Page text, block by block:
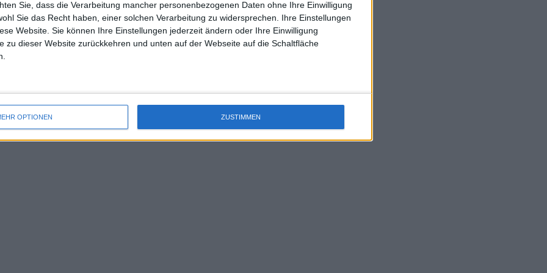
Sie, dass die Verarbeitung mancher personenbezogenen Daten ohne Ihre Einwilligung
Sie das Recht haben, einer solchen Verarbeitung zu widersprechen. Ihre Einstellungen
Website. Sie können Ihre Einstellungen jederzeit ändern oder Ihre Einwilligung
zu dieser Website zurückkehren und unten auf der Webseite auf die Schaltfläche
OPTIONEN ZUSTIMMEN
in The Tonight Show Starring
erwarteten „Battle of the
sprach. Das Event, das in der
den 28.12.2026 in Dubai angesetzt.
uss J-L-Struff wahrscheinlich morge 3 Spiele absolvieren (2.
mal Einzel 1x Doppel) dank der hervorragenden Unterstützung
des Kommentators für F-A-A